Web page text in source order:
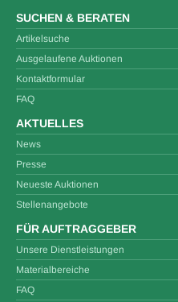
SUCHEN & BERATEN
Artikelsuche
Ausgelaufene Auktionen
Kontaktformular
FAQ
AKTUELLES
News
Presse
Neueste Auktionen
Stellenangebote
FÜR AUFTRAGGEBER
Unsere Dienstleistungen
Materialbereiche
FAQ